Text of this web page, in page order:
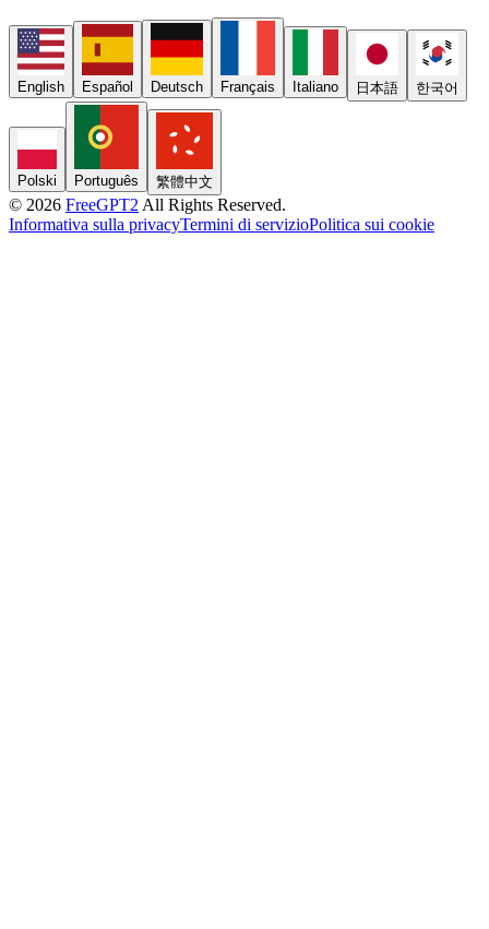
English Español Deutsch Français Italiano 日本語 한국어
Polski Português 繁體中文
© 2026 FreeGPT2 All Rights Reserved.
Informativa sulla privacyTermini di servizioPolitica sui cookie